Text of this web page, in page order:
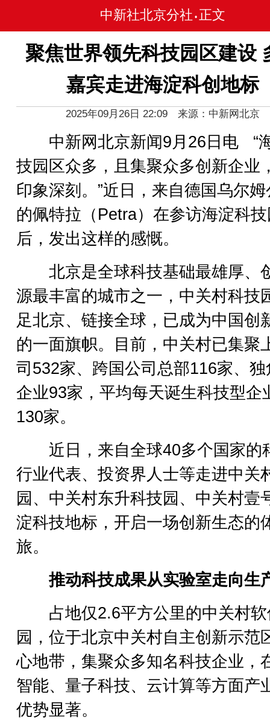
中新社北京分社 • 正文
聚焦世界领先科技园区建设
嘉宾走进海淀科创地标
2025年09月26日 22:09 来源：中新网北京
中新网北京新闻9月26日电 “
技园区众多，且集聚众多创新企业
印象深刻。”近日，来自德国乌尔
的佩特拉（Petra）在参访海淀科
后，发出这样的感慨。
北京是全球科技基础最雄厚、
源最丰富的城市之一，中关村科技
足北京、链接全球，已成为中国创
的一面旗帜。目前，中关村已集聚
司532家、跨国公司总部116家、独
企业93家，平均每天诞生科技型企
130家。
近日，来自全球40多个国家的
行业代表、投资界人士等走进中关
园、中关村东升科技园、中关村壹
淀科技地标，开启一场创新生态的
旅。
推动科技成果从实验室走向生
占地仅2.6平方公里的中关村软
园，位于北京中关村自主创新示范
心地带，集聚众多知名科技企业，
智能、量子科技、云计算等方面产
优势显著。